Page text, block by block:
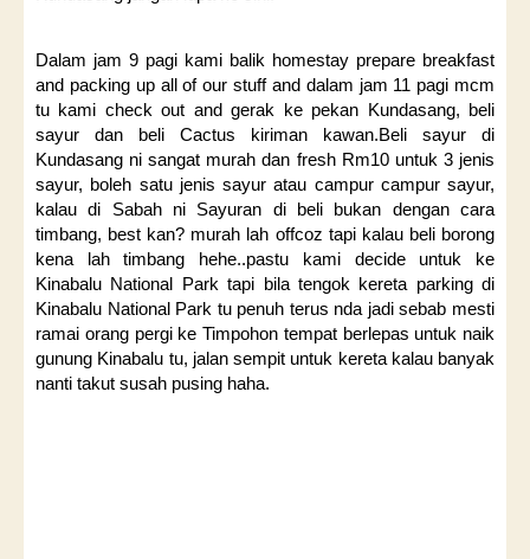
Dalam jam 9 pagi kami balik homestay prepare breakfast
and packing up all of our stuff and dalam jam 11 pagi mcm
tu kami check out and gerak ke pekan Kundasang, beli
sayur dan beli Cactus kiriman kawan.Beli sayur di
Kundasang ni sangat murah dan fresh Rm10 untuk 3 jenis
sayur, boleh satu jenis sayur atau campur campur sayur,
kalau di Sabah ni Sayuran di beli bukan dengan cara
timbang, best kan? murah lah offcoz tapi kalau beli borong
kena lah timbang hehe..pastu kami decide untuk ke
Kinabalu National Park tapi bila tengok kereta parking di
Kinabalu National Park tu penuh terus nda jadi sebab mesti
ramai orang pergi ke Timpohon tempat berlepas untuk naik
gunung Kinabalu tu, jalan sempit untuk kereta kalau banyak
nanti takut susah pusing haha.